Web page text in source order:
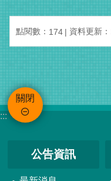
點閱數： 174 資料更新
關閉
:::
公告資訊